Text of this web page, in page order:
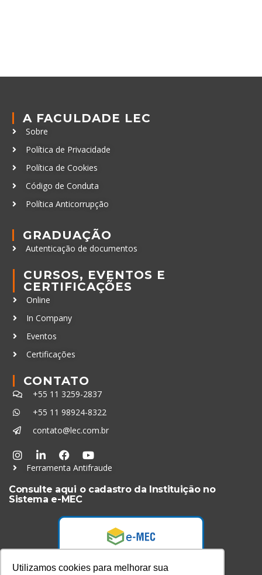
Utilizamos cookies para melhorar sua
A FACULDADE LEC
Sobre
Política de Privacidade
Política de Cookies
Código de Conduta
Política Anticorrupção
GRADUAÇÃO
Autenticação de documentos
CURSOS, EVENTOS E
CERTIFICAÇÕES
Online
In Company
Eventos
Certificações
CONTATO
+55 11 3259-2837
+55 11 98924-8322
contato@lec.com.br
Ferramenta Antifraude
Consulte aqui o cadastro da Instituição no
Sistema e-MEC